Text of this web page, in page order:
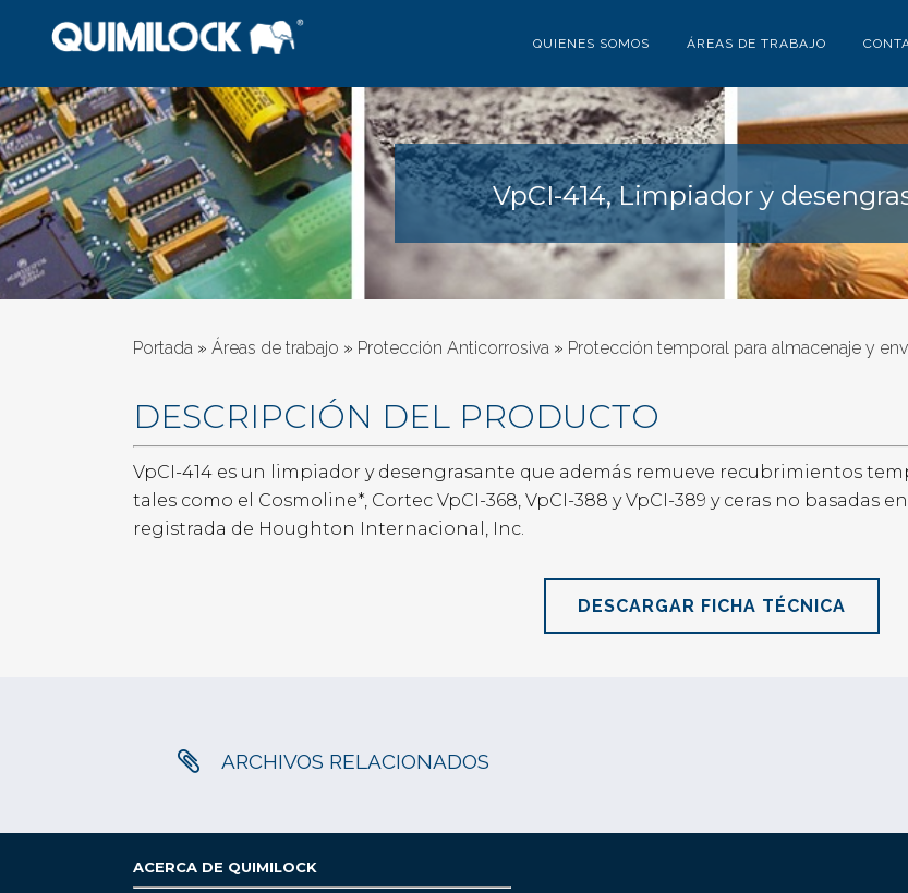
QUIENES SOMOS ÁREAS DE TRABAJO
VpCI-414, Limpiador y
Portada » Áreas de trabajo » Protección Anticorrosiva » Protección temporal para almacenaje y
DESCRIPCIÓN DEL PRODUCTO
VpCI-414 es un limpiador y desengrasante que además remueve recubrimientos
tales como el Cosmoline*, Cortec VpCI-368, VpCI-388 y VpCI-389 y ceras no basadas
registrada de Houghton Internacional, Inc.
DESCARGAR FICHA TÉCNICA
ARCHIVOS RELACIONADOS
ACERCA DE QUIMILOCK